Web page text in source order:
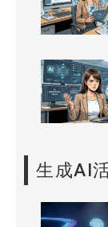
生成AI